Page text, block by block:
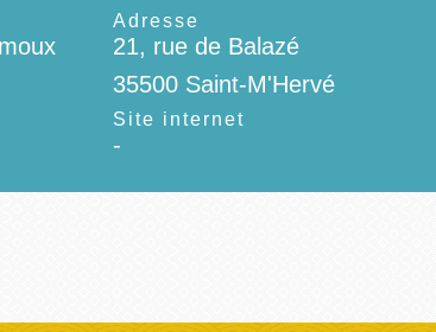
Adresse
21, rue de Balazé
35500 Saint-M'Hervé
Site internet
-